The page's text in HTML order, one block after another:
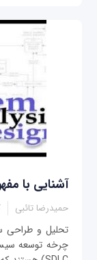
آشنایی با
حمیدرضا تائبی
تحلیل و طراحی